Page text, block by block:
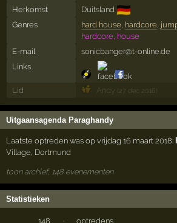
Herkomst
Duitsland 🇩🇪
Genres hard house, hardcore,
hardcore, house
E-mail
sonicbanger@t-online.de
Links
Lid Andy (27 dec 2016)
Uitgaansagenda Paraghandy
Laatste optreden was op vrijdag 16 maart 2018:
Village, Dortmund
toon archief, 148 evenementen
Statistieken
148 · optredens